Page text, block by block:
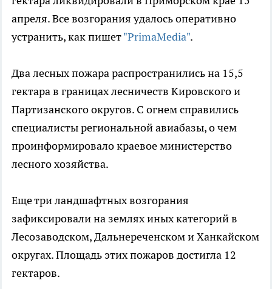
апреля. Все возгорания удалось оперативно
устранить, как пишет"PrimaMedia".
Два лесных пожара распространились на 15,5
гектара в границах лесничеств Кировского и
Партизанского округов. С огнем справились
специалисты региональной авиабазы, о чем
проинформировало краевое министерство
лесного хозяйства.
Еще три ландшафтных возгорания
зафиксировали на землях иных категорий в
Лесозаводском, Дальнереченском и Ханкайском
округах. Площадь этих пожаров достигла 12
гектаров.